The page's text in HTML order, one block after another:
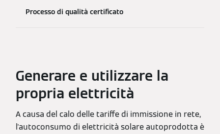
Processo di qualità certificato
Generare e utilizzare la
propria elettricità
A causa del calo delle tariffe di immissione in rete,
l'autoconsumo di elettricità solare autoprodotta è